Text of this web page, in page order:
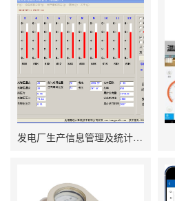
发电厂生产信息管理及统计软件